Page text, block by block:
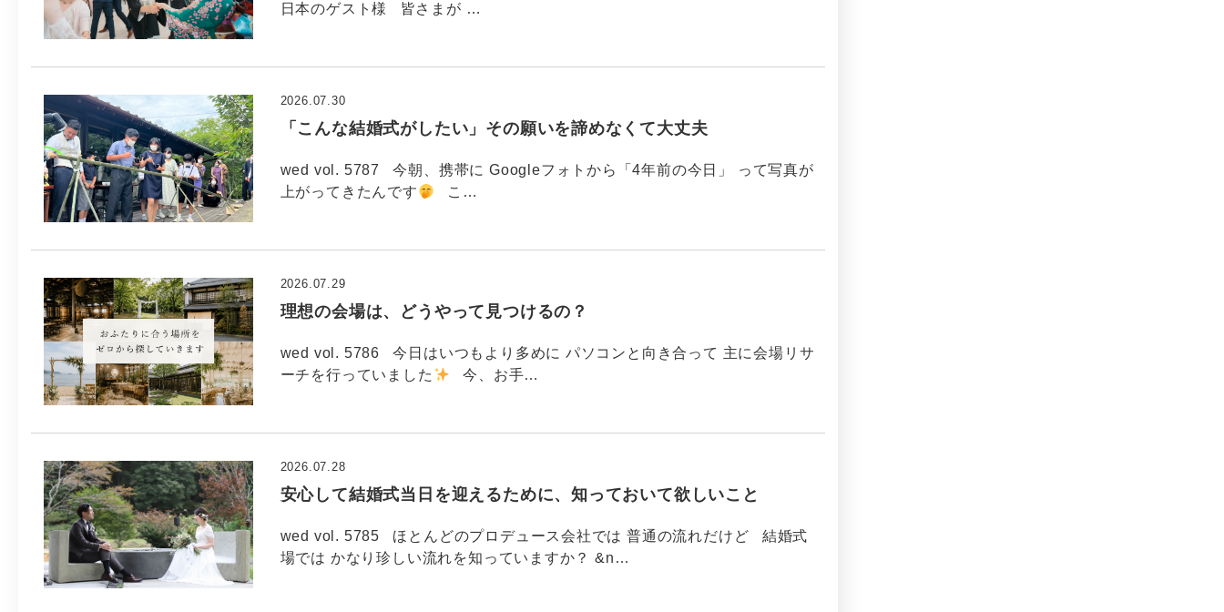
日本のゲスト様 皆さまが …
「こんな結婚式がしたい」その願いを諦めなくて大丈夫
2026.07.30
wed vol. 5787 今朝、携帯に Googleフォトから「4年前の今日」 って写真が
上がってきたんです
こ…
理想の会場は、どうやって見つけるの？
2026.07.29
wed vol. 5786 今日はいつもより多めに パソコンと向き合って 主に会場リサ
ーチを行っていました
今、お手…
安心して結婚式当日を迎えるために、知っておいて欲しいこと
2026.07.28
wed vol. 5785 ほとんどのプロデュース会社では 普通の流れだけど 結婚式
場では かなり珍しい流れを知っていますか？ &n…